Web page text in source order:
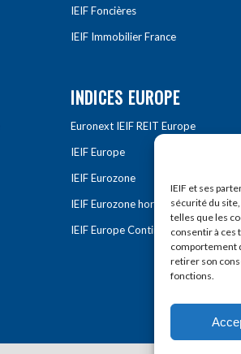
IEIF et ses
sécurité du
telles que les
consentir à ces
comportement
retirer son
fonctions.
IEIF Foncières
IEIF Immobilier France
INDICES EUROPE
Euronext IEIF REIT Europe
IEIF Europe
IEIF Eurozone
IEIF Eurozone hors France
IEIF Europe Continentale